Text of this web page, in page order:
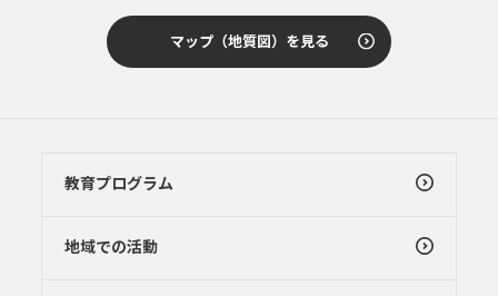
マップ（地質図）を見る
教育プログラム
地域での活動